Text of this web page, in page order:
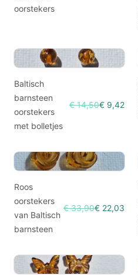
oorstekers
Baltisch
barnsteen
oorstekers
met bolletjes
€ 14,50€ 9,42
Roos
oorstekers
van Baltisch
barnsteen
€ 33,90€ 22,03